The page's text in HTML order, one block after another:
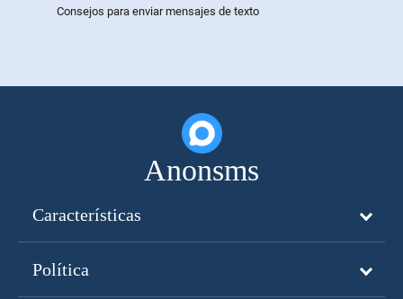
Consejos para enviar mensajes de texto
Anonsms
Características
Política